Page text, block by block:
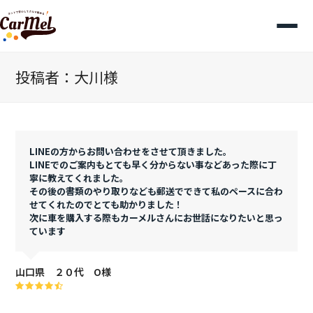
投稿者：大川様
LINEの方からお問い合わせをさせて頂きました。
LINEでのご案内もとても早く分からない事などあった際に丁
寧に教えてくれました。
その後の書類のやり取りなども郵送でできて私のペースに合わ
せてくれたのでとても助かりました！
次に車を購入する際もカーメルさんにお世話になりたいと思っ
ています
山口県 ２０代 O様